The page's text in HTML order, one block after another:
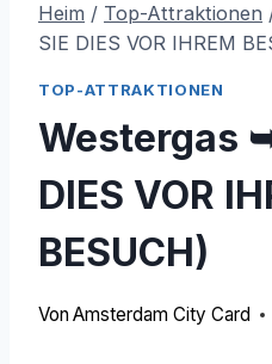
Heim / Top-Attraktionen
SIE DIES VOR IHREM
TOP-ATTRAKTIONEN
Westergas
DIES VOR
BESUCH)
Von Amsterdam City Card